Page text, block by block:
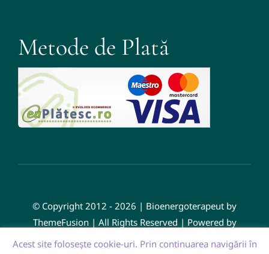
Metode de Plată
© Copyright 2012 - 2026 | Bioenergoterapeut by
ThemeFusion | All Rights Reserved | Powered by
WordPress
Acest site foloseşte cookie-uri. Prin continuarea navigării în